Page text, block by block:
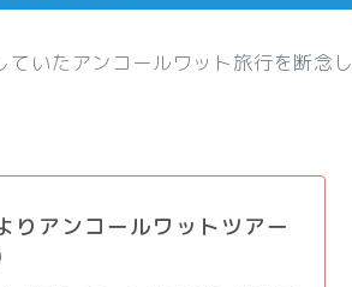
いたアンコールワット旅行を断念し
りアンコールワットツアー